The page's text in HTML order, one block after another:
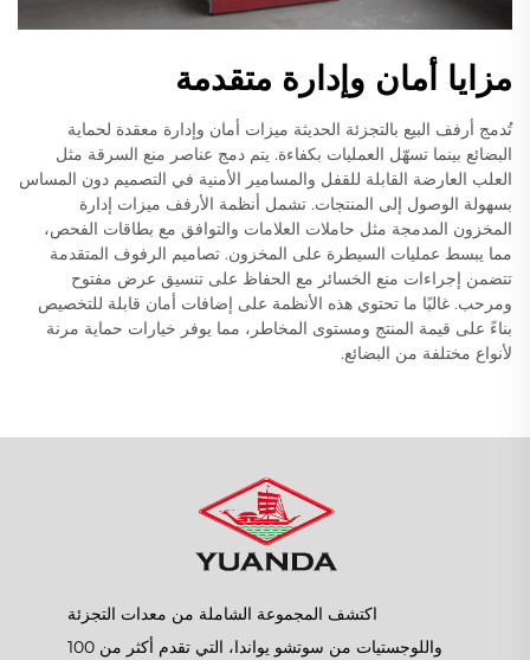
مزايا أمان وإدارة متقدمة
تُدمج أرفف البيع بالتجزئة الحديثة ميزات أمان وإدارة معقدة لحماية
البضائع بينما تسهّل العمليات بكفاءة. يتم دمج عناصر منع السرقة مثل
العلب العارضة القابلة للقفل والمسامير الأمنية في التصميم دون المساس
بسهولة الوصول إلى المنتجات. تشمل أنظمة الأرفف ميزات إدارة
المخزون المدمجة مثل حاملات العلامات والتوافق مع بطاقات الفحص،
مما يبسط عمليات السيطرة على المخزون. تصاميم الرفوف المتقدمة
تتضمن إجراءات منع الخسائر مع الحفاظ على تنسيق عرض مفتوح
ومرحب. غالبًا ما تحتوي هذه الأنظمة على إضافات أمان قابلة للتخصيص
بناءً على قيمة المنتج ومستوى المخاطر، مما يوفر خيارات حماية مرنة
لأنواع مختلفة من البضائع.
اكتشف المجموعة الشاملة من معدات التجزئة
واللوجستيات من سوتشو يواندا، التي تقدم أكثر من 100